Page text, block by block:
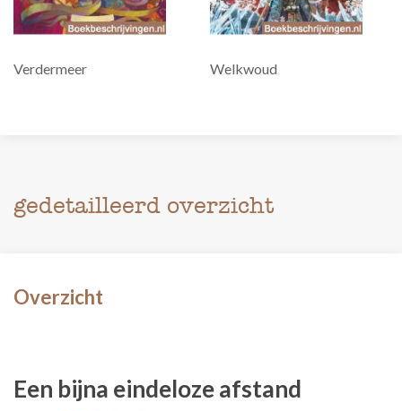
Verdermeer Welkwoud
gedetailleerd overzicht
Overzicht
Een bijna eindeloze afstand